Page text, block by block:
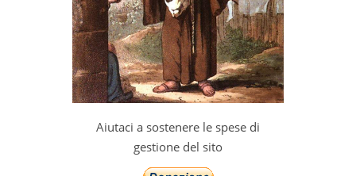
Aiutaci a sostenere le spese di
gestione del sito